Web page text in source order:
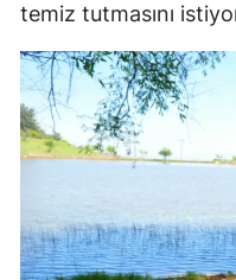
temiz tutmasını